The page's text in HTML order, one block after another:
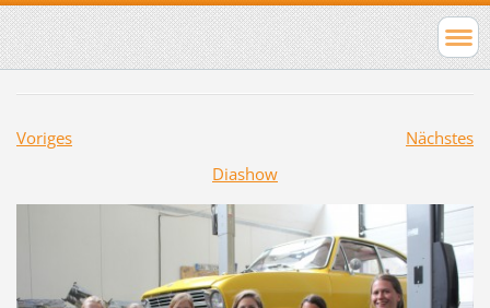
Voriges
Nächstes
Diashow